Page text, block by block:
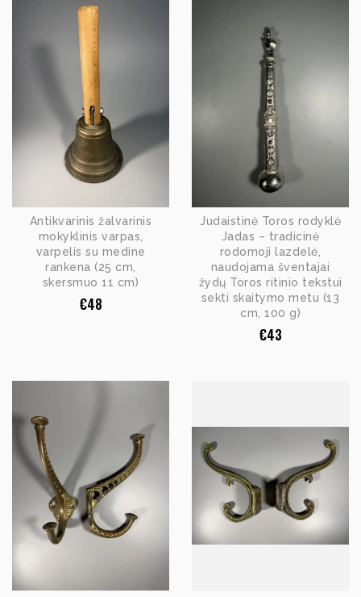
Antikvarinis žalvarinis
mokyklinis varpas,
varpelis su medine
rankena (25 cm,
skersmuo 11 cm)
€48
Judaistinė Toros rodyklė
Jadas – tradicinė
rodomoji lazdelė,
naudojama šventajai
žydų Toros ritinio tekstui
sekti skaitymo metu (13
cm, 100 g)
€43